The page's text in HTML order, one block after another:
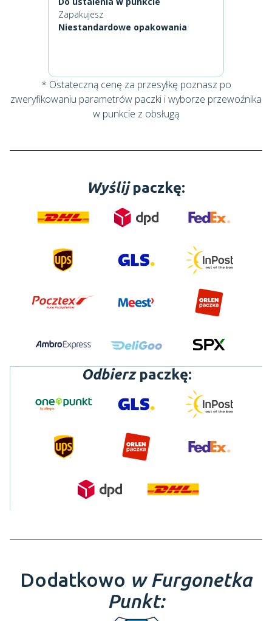
Zapakujesz
Niestandardowe opakowania
* Ostateczną cenę za przesyłkę poznasz po
zweryfikowaniu parametrów paczki i wyborze przewoźnika
w punkcie z obsługą
Wyślijpaczkę:
Odbierz paczkę:
Dodatkowo w Furgonetka
Punkt: